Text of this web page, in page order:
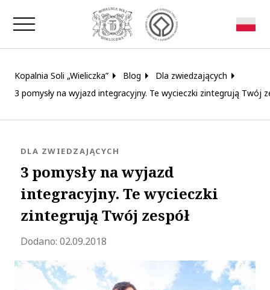
Zamknij okno
Kopalnia Soli „Wieliczka” Blog
Dla zwiedzających
3 pomysły na wyjazd integracyjny. Te wycieczki zintegrują Twój
3 pomysły na wyjazd
integracyjny. Te wycieczki
zintegrują Twój zespół
KATEGORIA:
DLA ZWIEDZAJĄCYCH
Dodano: 02.09.2018Zaktualizowano 2023-07-07 11:06:13